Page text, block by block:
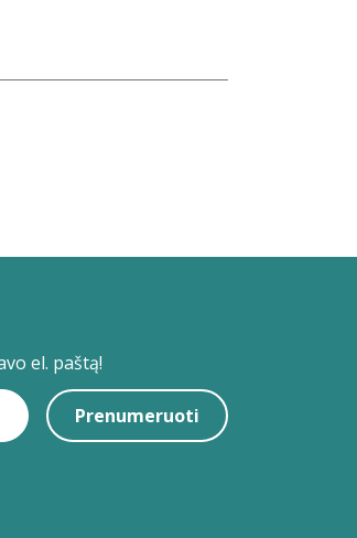
el. paštą!
Prenumeruoti